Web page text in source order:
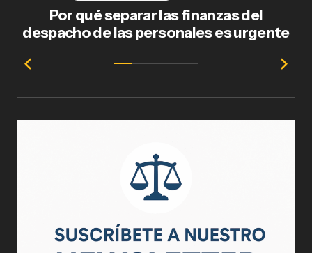
Por qué separar las finanzas del
despacho de las personales es urgente